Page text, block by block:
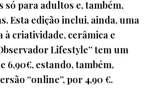
só para adultos e, também,
Esta edição inclui, ainda, uma
à criatividade, cerâmica e
Lifestyle” tem um
6,90€, estando, também,
“online”, por 4,90 €.